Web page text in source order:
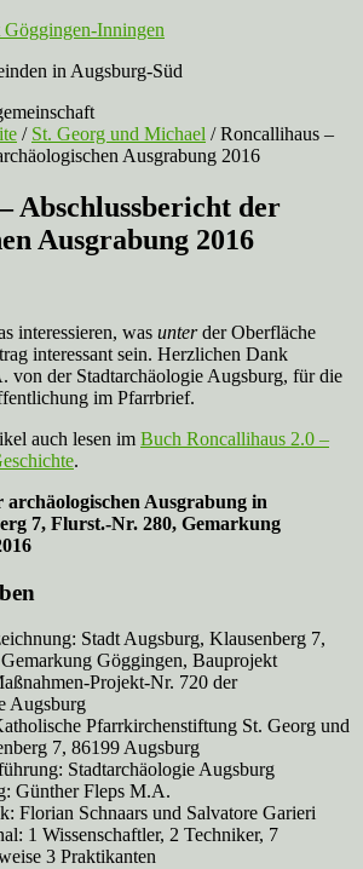
Göggingen-Inningen
in Augsburg-Süd
/ St. Georg und Michael /Roncallihaus –
Ausgrabung 2016
Abschlussbericht der
Ausgrabung 2016
interessieren, was unterder Oberfläche
interessant sein. Herzlichen Dank
von der Stadtarchäologie Augsburg, für die
im Pfarrbrief.
auch lesen im Buch Roncallihaus 2.0 –
.
archäologischen Ausgrabung in
7, Flurst.-Nr. 280, Gemarkung
Stadt Augsburg, Klausenberg 7,
Göggingen, Bauprojekt
Projekt-Nr. 720 der
Augsburg
Pfarrkirchenstiftung St. Georg und
7, 86199 Augsburg
Stadtarchäologie Augsburg
Günther Fleps M.A.
Florian Schnaars und Salvatore Garieri
1 Wissenschaftler, 2 Techniker, 7
3 Praktikanten